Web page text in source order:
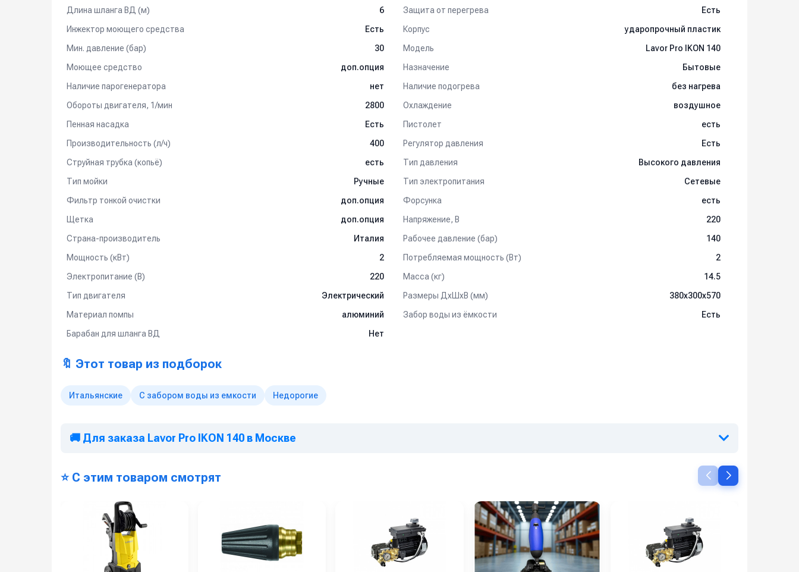
Система старт-стоп
Длина шланга ВД (м)
6 Защита от перегрева
Есть
Инжектор моющего средства
Есть Корпус
ударопрочный пластик
Мин. давление (бар)
30 Модель
Lavor Pro IKON 140
Моющее средство
доп.опция Назначение
Бытовые
Наличие парогенератора
нет Наличие подогрева
без нагрева
Обороты двигателя, 1/мин
2800 Охлаждение
воздушное
Пенная насадка
Есть Пистолет
есть
Производительность (л/ч)
400 Регулятор давления
Есть
Струйная трубка (копьё)
есть Тип давления
Высокого давления
Тип мойки
Ручные Тип электропитания
Сетевые
Фильтр тонкой очистки
доп.опция Форсунка
есть
Щетка
доп.опция Напряжение, В
220
Страна-производитель
Италия Рабочее давление (бар)
140
Мощность (кВт)
2 Потребляемая мощность (Вт)
2
Электропитание (В)
220 Масса (кг)
14.5
Тип двигателя
Электрический Размеры ДхШхВ (мм)
380х300х570
Материал помпы
алюминий Забор воды из ёмкости
Есть
Барабан для шланга ВД
Нет
🔖 Этот товар из подборок
Итальянские С забором воды из емкости Недорогие
🚚 Для заказа Lavor Pro IKON 140 в Москве
⭐ С этим товаром смотрят